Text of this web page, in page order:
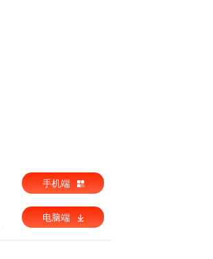
手机端
电脑端